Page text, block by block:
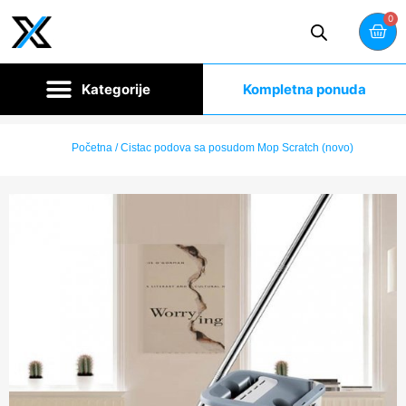
0
Kompletna ponuda
Početna/ Cistac podova sa posudom Mop Scratch (novo)